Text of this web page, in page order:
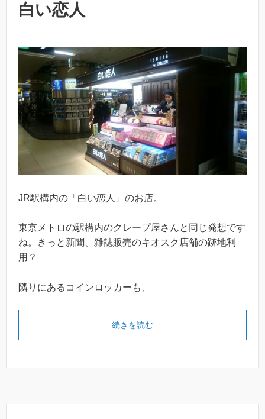
白い恋人
JR駅構内の「白い恋人」のお店。
東京メトロの駅構内のクレープ屋さんと同じ発想です
ね。きっと新聞、雑誌販売のキオスク店舗の跡地利
用？
隣りにあるコインロッカーも、
続きを読む